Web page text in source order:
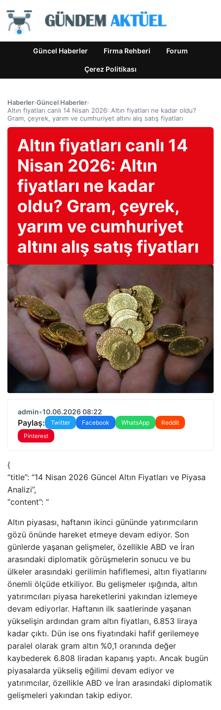
Güncel Haberler Firma Rehberi Forum
Çerez Politikası
Haberler›Güncel Haberler›
Altın fiyatları canlı 14 Nisan 2026: Altın fiyatları ne kadar oldu?
Gram, çeyrek, yarım ve cumhuriyet altını alış satış fiyatları
Altın fiyatları canlı 14
Nisan 2026: Altın
fiyatları ne kadar
oldu? Gram, çeyrek,
yarım ve cumhuriyet
altını alış satış fiyatları
admin•10.06.2026 08:22
Paylaş: Twitter Facebook WhatsApp
Reddit
Pinterest
{
“title”: “14 Nisan 2026 Güncel Altın Fiyatları ve Piyasa
Analizi”,
“content”: “
Altın piyasası, haftanın ikinci gününde yatırımcıların
gözü önünde hareket etmeye devam ediyor. Son
günlerde yaşanan gelişmeler, özellikle ABD ve İran
arasındaki diplomatik görüşmelerin sonucu ve bu
ülkeler arasındaki gerilimin hafiflemesi, altın fiyatlarını
önemli ölçüde etkiliyor. Bu gelişmeler ışığında, altın
yatırımcıları piyasa hareketlerini yakından izlemeye
devam ediyorlar. Haftanın ilk saatlerinde yaşanan
yükselişin ardından gram altın fiyatları, 6.853 liraya
kadar çıktı. Dün ise ons fiyatındaki hafif gerilemeye
paralel olarak gram altın %0,1 oranında değer
kaybederek 6.808 liradan kapanış yaptı. Ancak bugün
piyasalarda yükseliş eğilimi devam ediyor ve
yatırımcılar, özellikle ABD ve İran arasındaki diplomatik
gelişmeleri yakından takip ediyor.